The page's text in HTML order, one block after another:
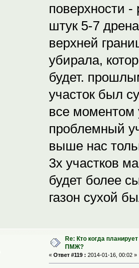
поверхности
штук 5-7
верхней
убирала,
будет.
участок был
все моментом
проблемный
выше нас
3х участков
будет более
газон сухой
Re: Кто когда
ПМЖ?
« Ответ #119 : 2014-01-16, 00:02 »